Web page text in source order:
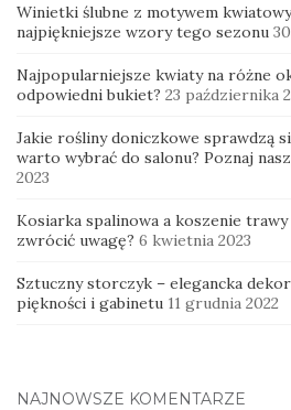
Winietki ślubne z motywem
najpiękniejsze wzory tego sezonu
Najpopularniejsze kwiaty na różne
odpowiedni bukiet? 23 października
Jakie rośliny doniczkowe sprawdzą
warto wybrać do salonu? Poznaj
2023
Kosiarka spalinowa a koszenie
zwrócić uwagę? 6 kwietnia 2023
Sztuczny storczyk – elegancka
piękności i gabinetu 11 grudnia 2022
NAJNOWSZE KOMENTARZE